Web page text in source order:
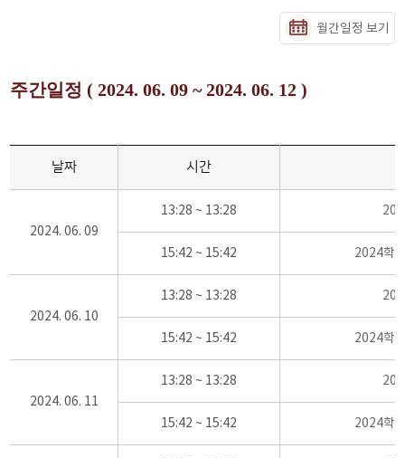
월간일정 보기
주간일정 ( 2024. 06. 09 ~ 2024. 06. 12 )
날짜 시간
2024. 06. 09
13:28 ~ 13:28
15:42 ~ 15:42 2024학
2024. 06. 10
13:28 ~ 13:28
15:42 ~ 15:42 2024학
2024. 06. 11
13:28 ~ 13:28
15:42 ~ 15:42 2024학